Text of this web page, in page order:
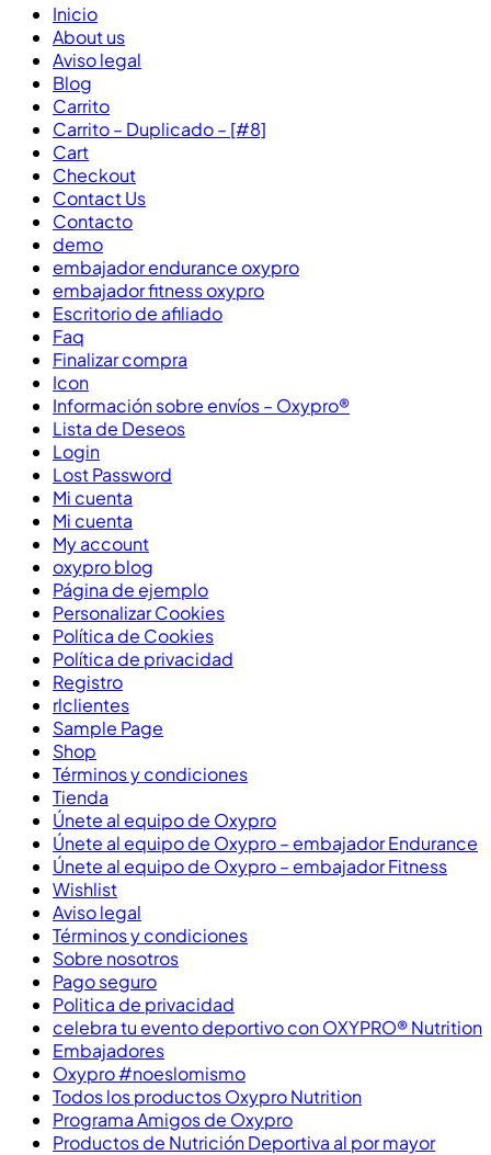
Inicio
About us
Aviso legal
Blog
Carrito
Carrito – Duplicado – [#8]
Cart
Checkout
Contact Us
Contacto
demo
embajador endurance oxypro
embajador fitness oxypro
Escritorio de afiliado
Faq
Finalizar compra
Icon
Información sobre envíos – Oxypro®
Lista de Deseos
Login
Lost Password
Mi cuenta
Mi cuenta
My account
oxypro blog
Página de ejemplo
Personalizar Cookies
Política de Cookies
Política de privacidad
Registro
rlclientes
Sample Page
Shop
Términos y condiciones
Tienda
Únete al equipo de Oxypro
Únete al equipo de Oxypro – embajador Endurance
Únete al equipo de Oxypro – embajador Fitness
Wishlist
Aviso legal
Términos y condiciones
Sobre nosotros
Pago seguro
Politica de privacidad
celebra tu evento deportivo con OXYPRO® Nutrition
Embajadores
Oxypro #noeslomismo
Todos los productos Oxypro Nutrition
Programa Amigos de Oxypro
Productos de Nutrición Deportiva al por mayor